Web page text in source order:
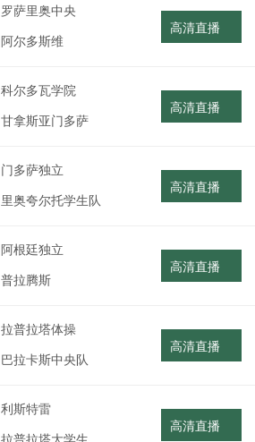
罗萨里奥中央
阿尔多斯维
高清直播
科尔多瓦学院
甘拿斯亚门多萨
高清直播
门多萨独立
里奥夸尔托学生队
高清直播
阿根廷独立
普拉腾斯
高清直播
拉普拉塔体操
巴拉卡斯中央队
高清直播
利斯特雷
拉普拉塔大学生
高清直播